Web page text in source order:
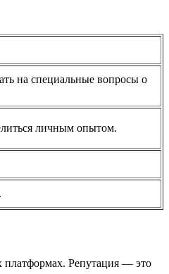
на специальные вопросы о
личным опытом.
платформах. Репутация — это